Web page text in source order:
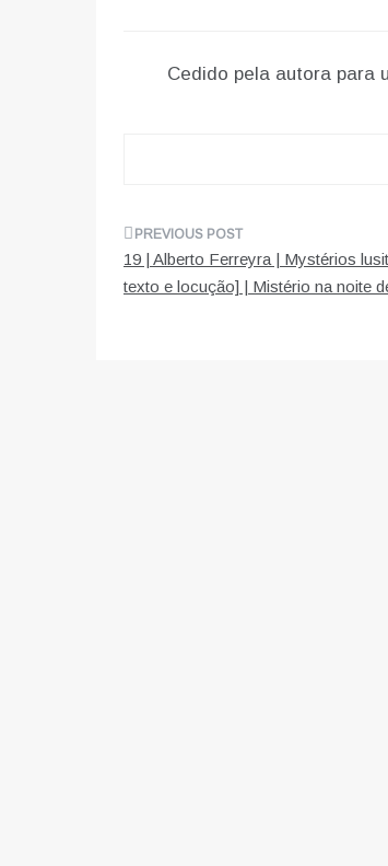
Cedido pela autora para
Navegação
de
19 | Alberto Ferreyra | Mystérios
texto e locução] | Mistério na noite